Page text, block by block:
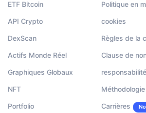
ETF Bitcoin
API Crypto
DexScan
Actifs Monde Réel
Graphiques Globaux
NFT
Portfolio
Politique en
cookies
Règles de la
Clause de
responsabilité
Méthodologie
Carrières